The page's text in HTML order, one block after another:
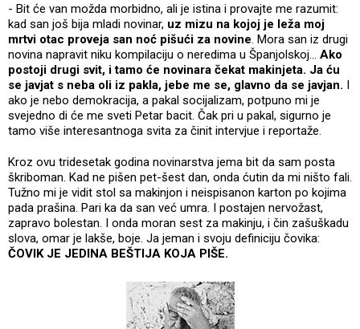
- Bit će van možda morbidno, ali je istina i provajte me razumit:
kad san još bija mladi novinar, uz mizu na kojoj je leža moj
mrtvi otac proveja san noć pišući za novine. Mora san iz drugi
novina napravit niku kompilaciju o neredima u Španjolskoj... Ako
postoji drugi svit, i tamo će novinara čekat makinjeta. Ja ću
se javjat s neba oli iz pakla, jebe me se, glavno da se javjan. I
ako je nebo demokracija, a pakal socijalizam, potpuno mi je
svejedno di će me sveti Petar bacit. Čak pri u pakal, sigurno je
tamo više interesantnoga svita za činit intervjue i reportaže.
Kroz ovu tridesetak godina novinarstva jema bit da sam posta
škriboman. Kad ne pišen pet-šest dan, onda ćutin da mi ništo fali.
Tužno mi je vidit stol sa makinjon i neispisanon karton po kojima
pada prašina. Pari ka da san već umra. I postajen nervožast,
zapravo bolestan. I onda moran sest za makinju, i čin zašuškadu
slova, omar je lakše, boje. Ja jeman i svoju definiciju čovika:
ČOVIK JE JEDINA BEŠTIJA KOJA PIŠE.